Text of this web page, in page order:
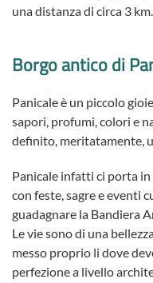
una distanza di circa 3 km.
Borgo antico di
Panicale è un piccolo
sapori, profumi, colori e
definito, meritatamente,
Panicale infatti ci porta
con feste, sagre e eventi
guadagnare la Bandiera
Le vie sono di una
messo proprio li dove
perfezione a livello